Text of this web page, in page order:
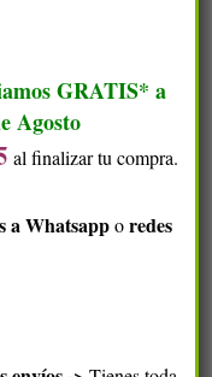
de higiene
GRATIS* a
Agosto
al finalizar tu compra.
a Whatsapporedes